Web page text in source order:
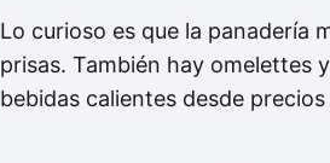
Lo curioso es que la panadería
prisas. También hay omelettes
bebidas calientes desde